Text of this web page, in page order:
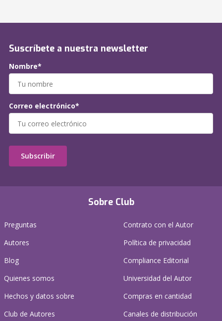
Sobre Club
Preguntas
Autores
Blog
Quienes somos
Hechos y datos sobre
Club de Autores
Contrato con el Autor
Política de privacidad
Compliance Editorial
Universidad del Autor
Compras en cantidad
Canales de distribución
Suscríbete a nuestra newsletter
Nombre*
Correo electrónico*
Subscribir